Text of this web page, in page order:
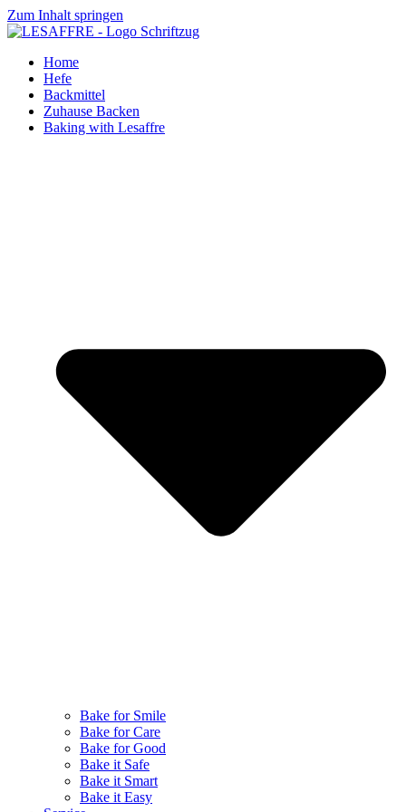
Zum Inhalt springen
Home
Hefe
Backmittel
Zuhause Backen
Baking with Lesaffre
Bake for Smile
Bake for Care
Bake for Good
Bake it Safe
Bake it Smart
Bake it Easy